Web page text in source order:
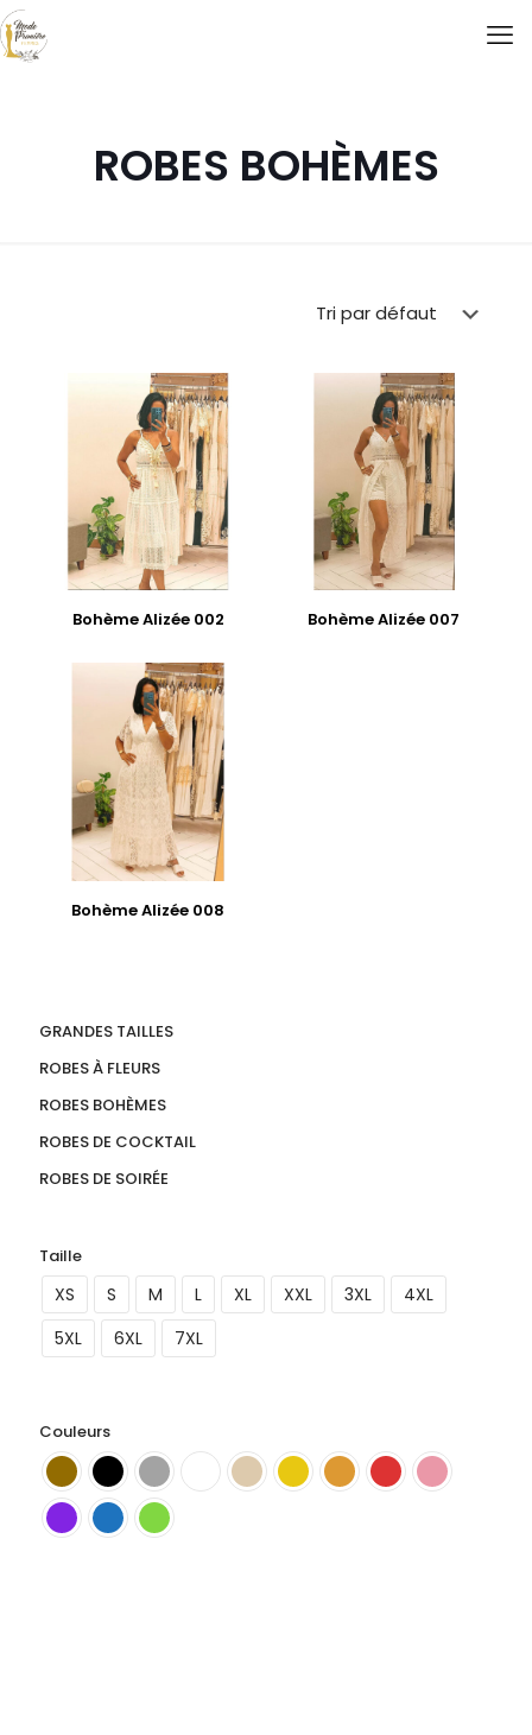
ROBES BOHÈMES
Bohème Alizée 002 Bohème Alizée 007
Bohème Alizée 008
GRANDES TAILLES
ROBES À FLEURS
ROBES BOHÈMES
ROBES DE COCKTAIL
ROBES DE SOIRÉE
Taille
XS S M L XL XXL 3XL
4XL
5XL
6XL 7XL
Couleurs